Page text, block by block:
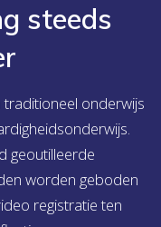
steeds
traditioneel onderwijs
geoutilleerde
worden geboden
registratie ten